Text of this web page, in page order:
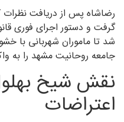
رضاشاه پس از دریافت نظرات
گرفت و دستور اجرای فوری
شد تا ماموران شهربانی با
جامعه روحانیت مشهد را به
نقش شیخ
اعتراضات